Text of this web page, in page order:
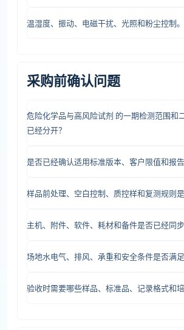
温湿度、振动、电磁干扰、光照和粉尘控制。
采购前确认问题
危险化学品与高风险试剂 的一期检测范围和
已经分开？
是否已经确认适用标准版本、客户限值和报告
样品前处理、空白控制、质控样和复测规则
主机、附件、软件、耗材和备件是否已经同步
场地水电气、排风、承重和安全条件是否满足
验收时需要哪些样品、标准品、记录格式和培